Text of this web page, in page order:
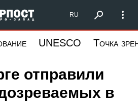
Форпост Северо-Запад
RU
UNESCO Точка
отправили
в